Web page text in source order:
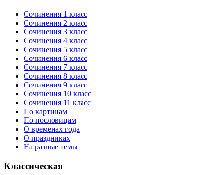
Сочинения 1 класс
Сочинения 2 класс
Сочинения 3 класс
Сочинения 4 класс
Сочинения 5 класс
Сочинения 6 класс
Сочинения 7 класс
Сочинения 8 класс
Сочинения 9 класс
Сочинения 10 класс
Сочинения 11 класс
По картинам
По пословицам
О временах года
О праздниках
На разные темы
Классическая